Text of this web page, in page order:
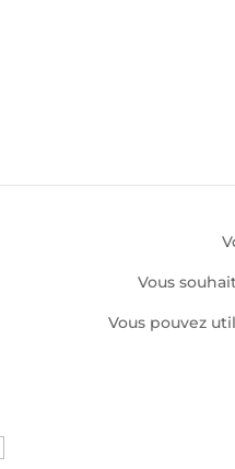
Vous
Vous pouvez